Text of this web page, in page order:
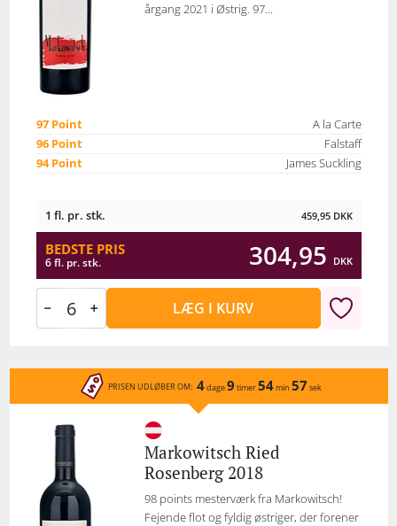
årgang 2021 i Østrig. 97...
97 Point
A la Carte
96 Point
Falstaff
94 Point
James Suckling
1 fl. pr. stk. 459,95 DKK
BEDSTE PRIS
6 fl. pr. stk. 304,95 DKK
LÆG I KURV
PRISEN UDLØBER OM: 4dage9 timer54min 57 sek
Markowitsch Ried
Rosenberg 2018
98 points mesterværk fra Markowitsch!
Fejende flot og fyldig østriger, der forener